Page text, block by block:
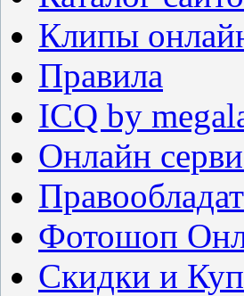
Клипы
Правила
ICQ by
Онлайн
Фотошоп
Скидки и